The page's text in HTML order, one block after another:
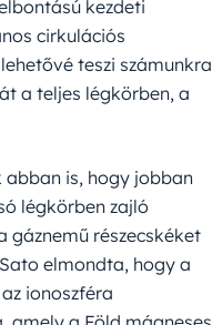
kezdeti
cirkulációs
teszi számunkra
a teljes légkörben, a
is, hogy jobban
légkörben zajló
részecskéket
elmondta, hogy a
ionoszféra